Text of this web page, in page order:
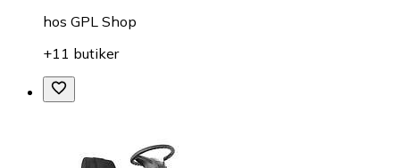
hos GPL Shop
+11 butiker